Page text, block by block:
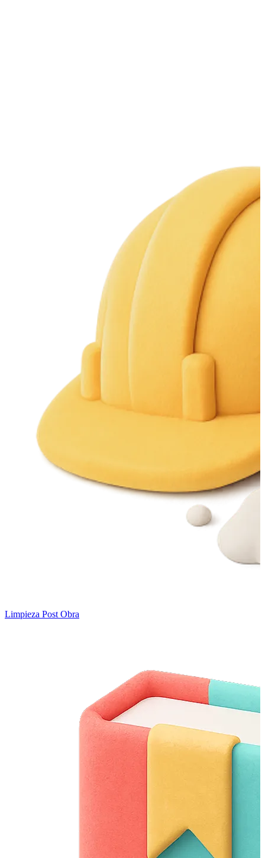
Limpieza Post Obra